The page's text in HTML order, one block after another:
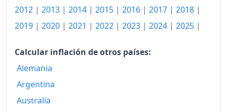
1990
666.09
687.25
1992
694.20
1994
2012 | 2013 | 2014 | 2015 | 2016 | 2017 | 2018 |
2019 | 2020 | 2021 | 2022 | 2023 | 2024 | 2025 |
Calcular inflación de otros países:
Alemania
Argentina
Australia